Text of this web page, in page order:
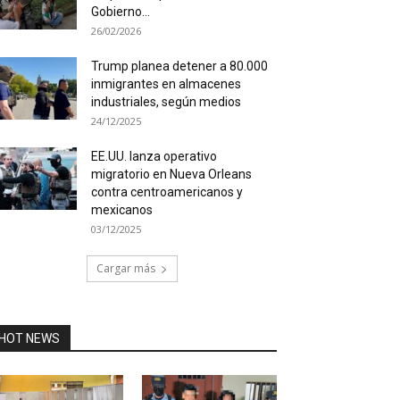
Gobierno...
26/02/2026
Trump planea detener a 80.000
inmigrantes en almacenes
industriales, según medios
24/12/2025
EE.UU. lanza operativo
migratorio en Nueva Orleans
contra centroamericanos y
mexicanos
03/12/2025
Cargar más
NEWS